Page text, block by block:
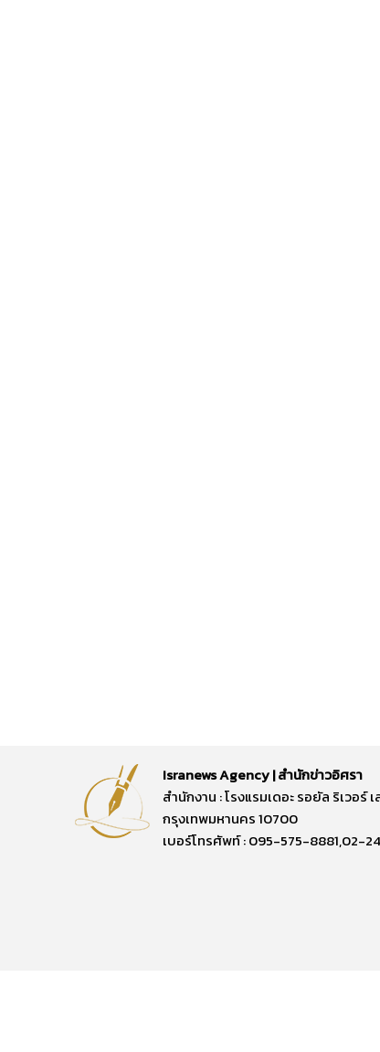
Isranews Agency | สำนักข่าวอิศรา
สำนักงาน : โรงแรมเดอะ รอยัล ริเวอ
กรุงเทพมหานคร 10700
เบอร์โทรศัพท์ : 095-575-8881,02-